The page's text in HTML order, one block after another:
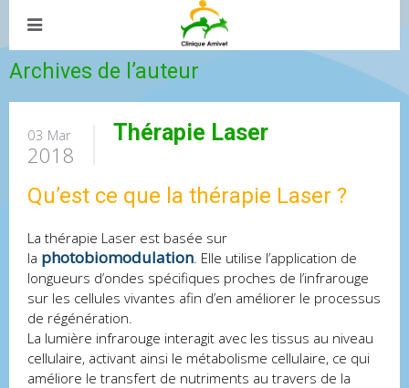
Archives de l’auteur
03 Mar
2018
Thérapie Laser
Qu’est ce que la thérapie Laser ?
La thérapie Laser est basée sur
la photobiomodulation. Elle utilise l’application de
longueurs d’ondes spécifiques proches de l’infrarouge
sur les cellules vivantes afin d’en améliorer le processus
de régénération.
La lumière infrarouge interagit avec les tissus au niveau
cellulaire, activant ainsi le métabolisme cellulaire, ce qui
améliore le transfert de nutriments au travers de la